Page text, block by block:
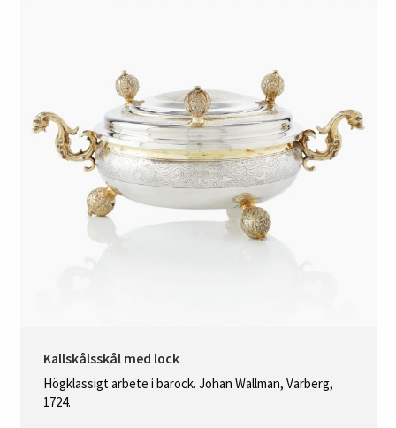
Kallskålsskål med lock
Högklassigt arbete i barock. Johan Wallman, Varberg,
1724.